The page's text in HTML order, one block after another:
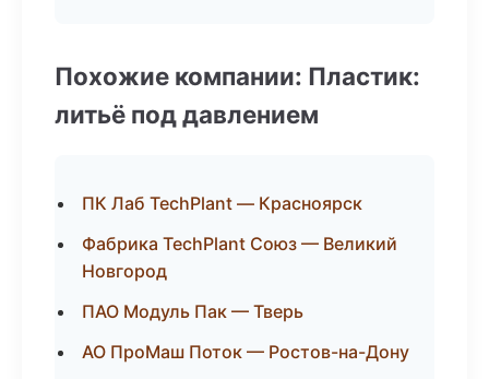
Похожие компании: Пластик:
литьё под давлением
ПК Лаб TechPlant — Красноярск
Фабрика TechPlant Союз — Великий
Новгород
ПАО Модуль Пак — Тверь
АО ПроМаш Поток — Ростов-на-Дону